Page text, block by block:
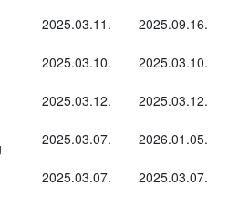
2025.03.11.
2025.09.16.
2025.03.10.
2025.03.10.
2025.03.12.
2025.03.12.
2025.03.07.
2026.01.05.
2025.03.07.
2025.03.07.